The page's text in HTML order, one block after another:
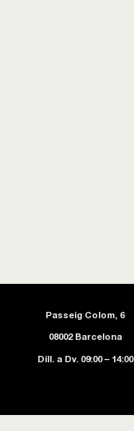
Passeig Colom, 6
08002 Barcelona
Dill. a Dv. 09:00 – 14:00